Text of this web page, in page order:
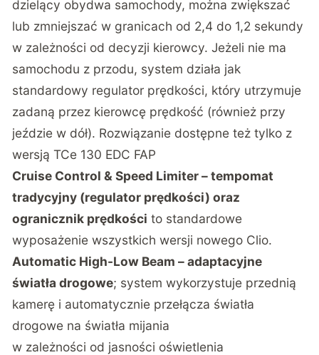
dzielący obydwa samochody, można zwiększać
lub zmniejszać w granicach od 2,4 do 1,2 sekundy
w zależności od decyzji kierowcy. Jeżeli nie ma
samochodu z przodu, system działa jak
standardowy regulator prędkości, który utrzymuje
zadaną przez kierowcę prędkość (również przy
jeździe w dół). Rozwiązanie dostępne też tylko z
wersją TCe 130 EDC FAP
Cruise Control & Speed Limiter – tempomat
tradycyjny (regulator prędkości) oraz
ogranicznik prędkości to standardowe
wyposażenie wszystkich wersji nowego Clio.
Automatic High-Low Beam – adaptacyjne
światła drogowe; system wykorzystuje przednią
kamerę i automatycznie przełącza światła
drogowe na światła mijania
w zależności od jasności oświetlenia